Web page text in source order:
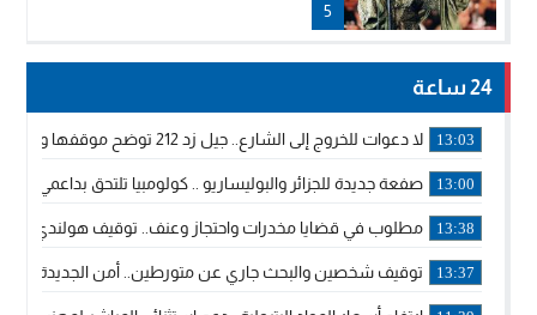
5
24 ساعة
13:03 لا دعوات للخروج إلى الشارع.. جيل زد 212 توضح موقفها وتؤكد أن المنشورات المنسوبة إليها لا تمثل موقفها الرسمي.
13:00 صفعة جديدة للجزائر والبوليساريو .. كولومبيا تلتحق بداعمي
13:38 مطلوب في قضايا مخدرات واحتجاز وعنف.. توقيف هولندي
13:37 توقيف شخصين والبحث جاري عن متورطين.. أمن الجديدة يفك